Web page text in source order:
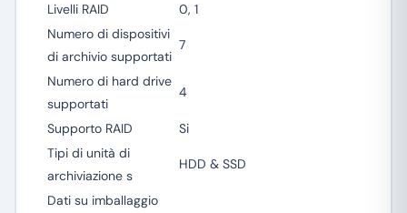
Livelli RAID
0, 1
Numero di dispositivi
di archivio supportati
7
Numero di hard drive
supportati
4
Supporto RAID
Si
Tipi di unità di
archiviazione s
HDD & SSD
Dati su imballaggio